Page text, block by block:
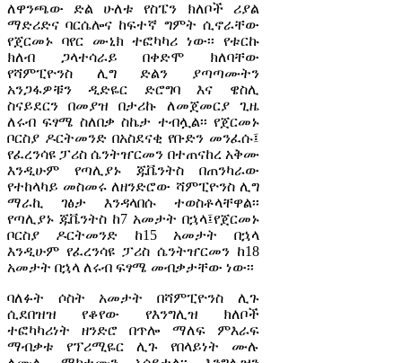
ለዋንጫው ድል ሁለቱ የስፔን ክለቦች ሪያል
ማድሪድና ባርሴሎና ከፍተኛ ግምት ሲኖራቸው
የጀርመኑ ባየር ሙኒክ ተፎካካሪ ነው፡፡ የቱርኩ
ክለብ ጋላተሳራይ በቀድሞ ክለባቸው
የሻምፒዮንስ ሊግ ድልን ያጣጣሙትን
አንጋፋዎቹን ዲድዬር ድሮግባ እና ዌስሊ
ስናይደርን በመያዝ በታሪኩ ለመጀመርያ ጊዜ
ለሩብ ፍፃሜ ስለበቃ ስኬታ ተብሏል፡፡ የጀርመኑ
ቦርስያ ዶርትመንድ በአስደናቂ የቡድን መንፈሱ፤
የፈረንሳዩ ፓሪስ ሴንትዠርመን በተጠናከረ አቅሙ
እንዲሁም የጣሊያኑ ጁቬንትስ በጠንካራው
የተከላካይ መስመሩ ለዘንድሮው ሻምፒዮንስ ሊግ
ማራኪ ገፅታ እንዳላበሱ ተወስቶላቸዋል፡፡
የጣሊያኑ ጁቬንትስ ከ7 አመታት በኋላ፤የጀርመኑ
ቦርስያ ዶርትመንድ ከ15 አመታት በኋላ
እንዲሁም የፈረንሳዩ ፓሪስ ሴንትዠርመን ከ18
አመታት በኋላ ለሩብ ፍፃሜ መብቃታቸው ነው፡፡
ባለፉት ሶስት አመታት በሻምፒዮንስ ሊጉ
ሲደበዝዝ የቆየው የእንግሊዝ ክለቦች
ተፎካካሪነት ዘንድሮ በጥሎ ማለፍ ምእራፍ
ማብቃቱ የፕሪሚዬር ሊጉ የበላይነት ሙሉ